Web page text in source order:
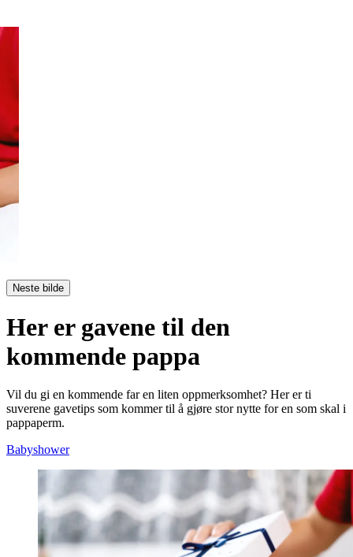
Neste bilde
Her er gavene til den
kommende pappa
Vil du gi en kommende far en liten oppmerksomhet? Her er ti
suverene gavetips som kommer til å gjøre stor nytte for en som skal i
pappaperm.
Babyshower